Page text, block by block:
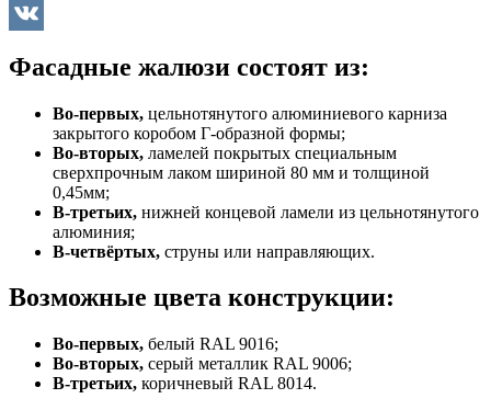
Twitter
Фасадные жалюзи состоят из:
Во-первых, цельнотянутого алюминиевого карниза
закрытого коробом Г-образной формы;
Во-вторых, ламелей покрытых специальным
сверхпрочным лаком шириной 80 мм и толщиной
0,45мм;
В-третьих, нижней концевой ламели из цельнотянутого
алюминия;
В-четвёртых, струны или направляющих.
Возможные цвета конструкции:
Во-первых, белый RAL 9016;
Во-вторых, серый металлик RAL 9006;
В-третьих, коричневый RAL 8014.